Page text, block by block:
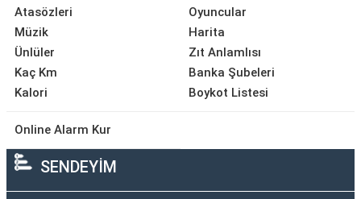
Atasözleri
Müzik
Ünlüler
Kaç Km
Kalori
Oyuncular
Harita
Zıt Anlamlısı
Banka Şubeleri
Boykot Listesi
Online Alarm Kur
SENDEYİM